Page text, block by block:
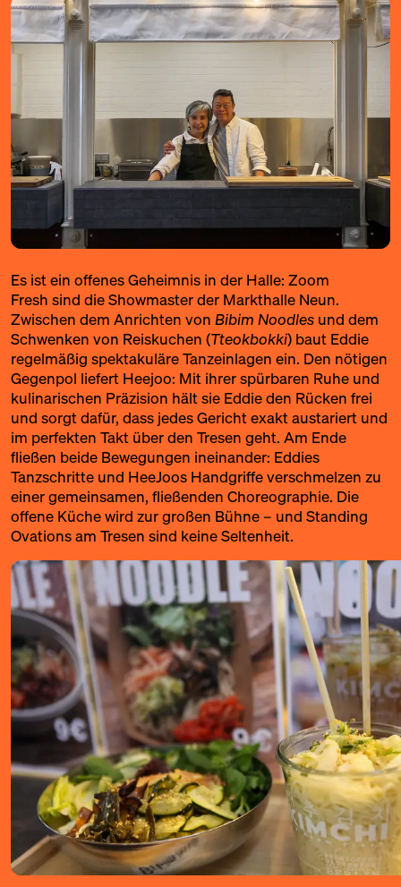
Es ist ein offenes Geheimnis in der Halle: Zoom
Fresh sind die Showmaster der Markthalle Neun.
Zwischen dem Anrichten von Bibim Noodles und dem
Schwenken von Reiskuchen (Tteokbokki) baut Eddie
regelmäßig spektakuläre Tanzeinlagen ein. Den nötigen
Gegenpol liefert Heejoo: Mit ihrer spürbaren Ruhe und
kulinarischen Präzision hält sie Eddie den Rücken frei
und sorgt dafür, dass jedes Gericht exakt austariert und
im perfekten Takt über den Tresen geht. Am Ende
fließen beide Bewegungen ineinander: Eddies
Tanzschritte und HeeJoos Handgriffe verschmelzen zu
einer gemeinsamen, fließenden Choreographie. Die
offene Küche wird zur großen Bühne – und Standing
Ovations am Tresen sind keine Seltenheit.